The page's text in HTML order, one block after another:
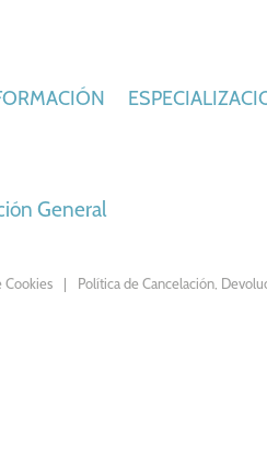
General
Cookies Política de Cancelación,